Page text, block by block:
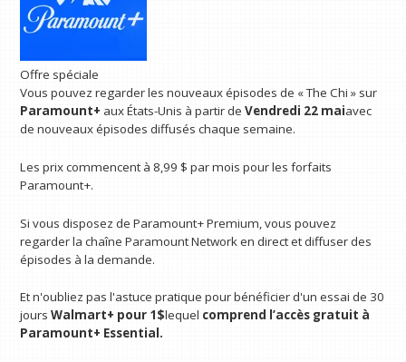
Offre spéciale
Vous pouvez regarder les nouveaux épisodes de « The Chi » sur
Paramount+ aux États-Unis à partir deVendredi 22 maiavec
de nouveaux épisodes diffusés chaque semaine.
Les prix commencent à 8,99 $ par mois pour les forfaits
Paramount+.
Si vous disposez de Paramount+ Premium, vous pouvez
regarder la chaîne Paramount Network en direct et diffuser des
épisodes à la demande.
Et n'oubliez pas l'astuce pratique pour bénéficier d'un essai de 30
joursWalmart+ pour 1$lequel comprend l’accès gratuit à
Paramount+ Essential.